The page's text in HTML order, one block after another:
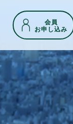
会員
お申し込み